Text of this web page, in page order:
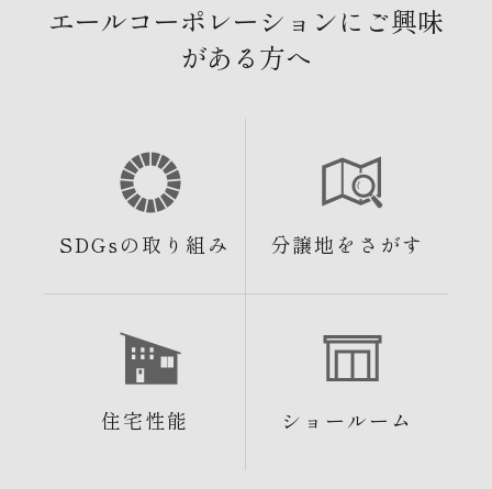
エールコーポレーションにご興味
がある方へ
SDGsの取り組み 分譲地をさがす
住宅性能 ショールーム